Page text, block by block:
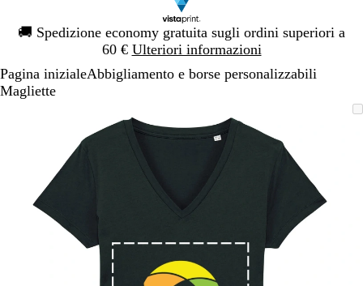
🚚 Spedizione economy gratuita sugli ordini superiori a
60 € Ulteriori informazioni
Diapositiva
1
Pagina inizialeAbbigliamento e borse personalizzabili
Magliette
può
essere
a
minimo
per
allargare
i
comandi
o
ridurre
e